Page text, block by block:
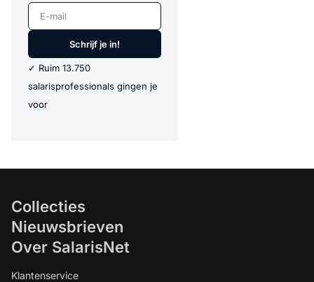
E-mail
Schrijf je in!
✓ Ruim 13.750
salarisprofessionals gingen je
voor
Collecties
Nieuwsbrieven
Over SalarisNet
Klantenservice